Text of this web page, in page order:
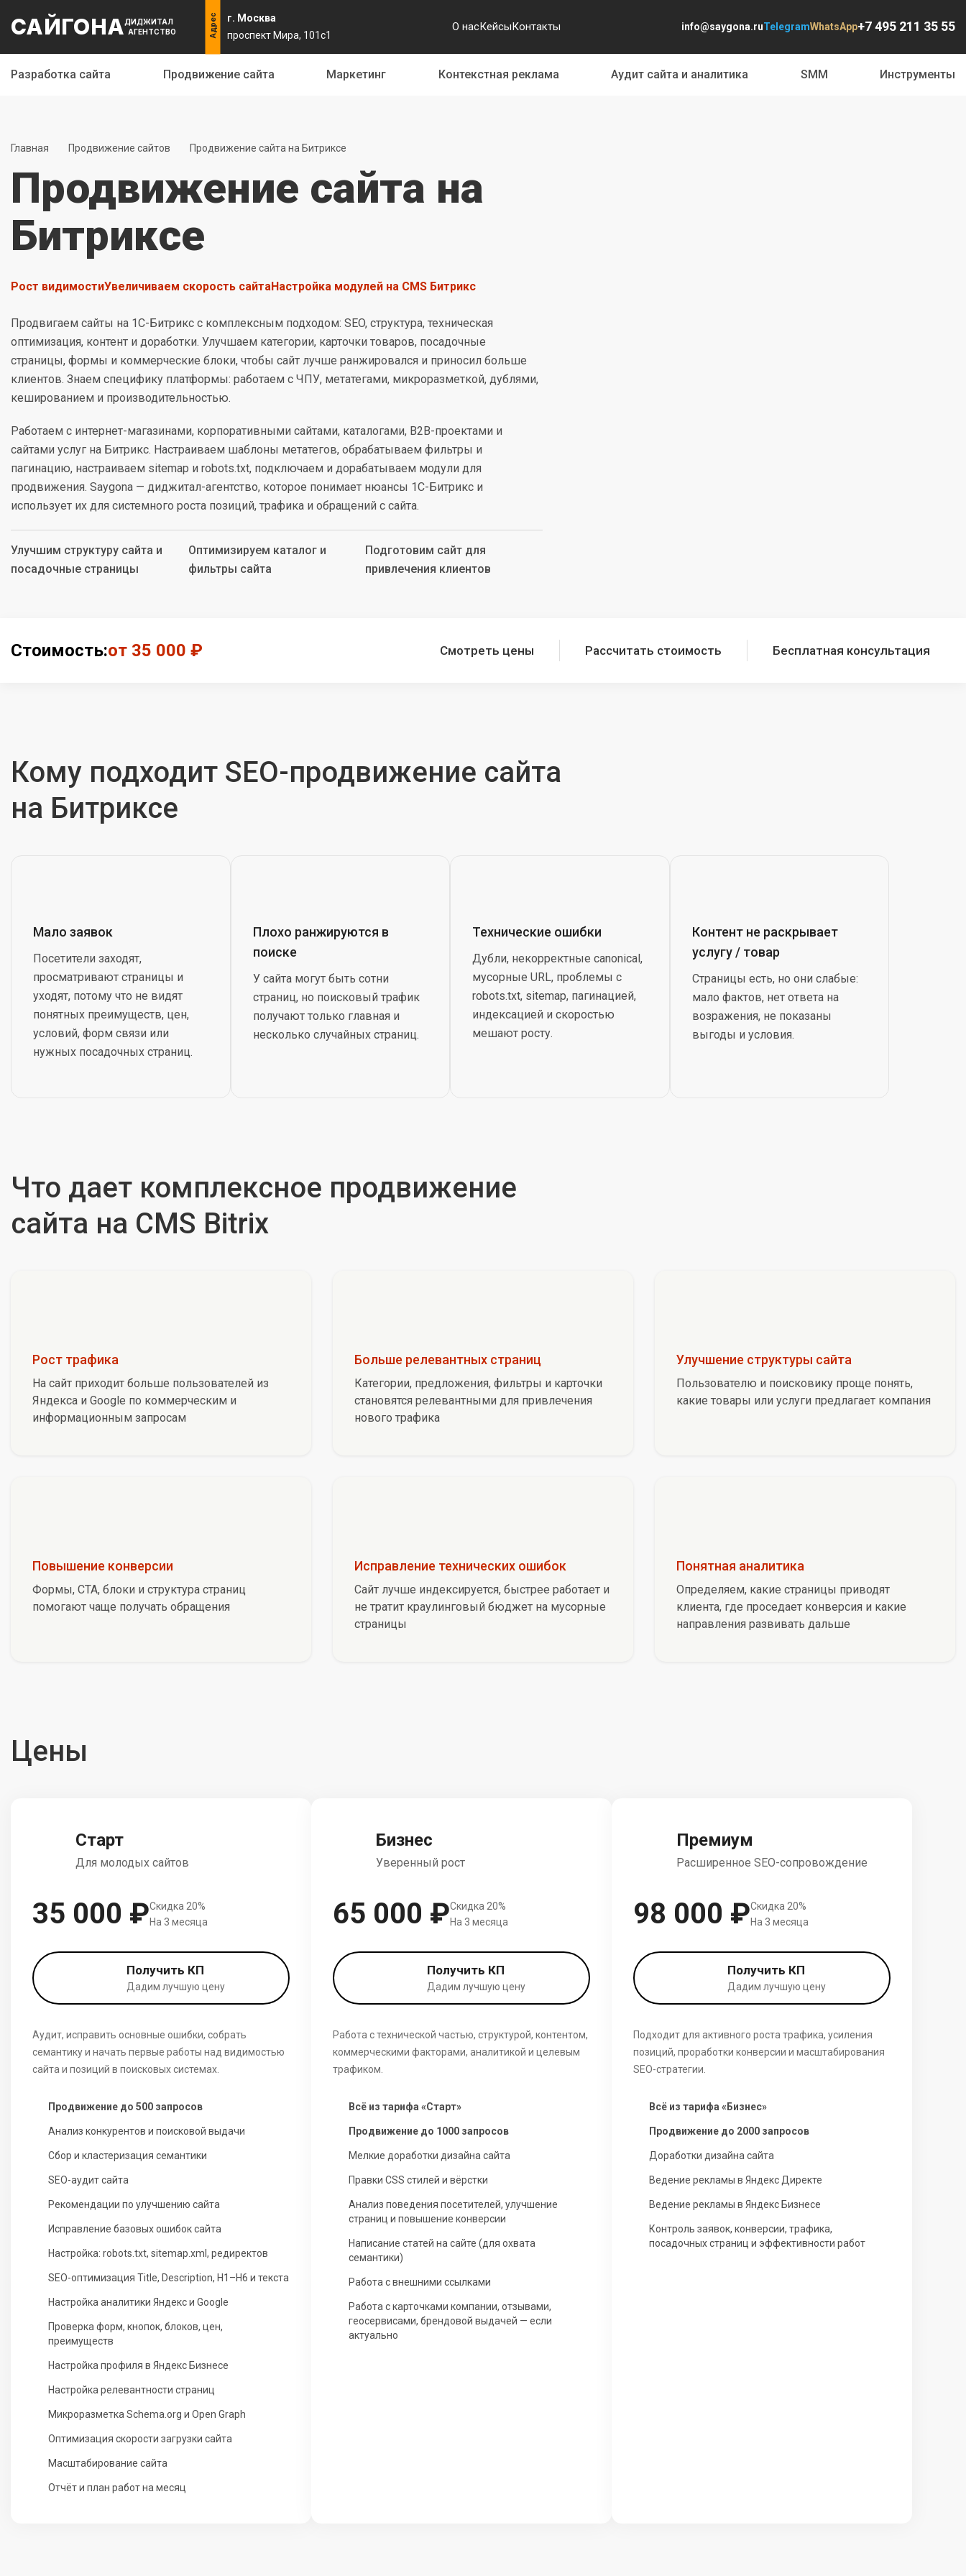
САЙГОНАДИДЖИТАЛ
АГЕНТСТВО
Адрес
г. Москва
проспект Мира, 101с1
О насКейсыКонтакты info@saygona.ruTelegramWhatsApp+7 495 211 35 55
Разработка сайта Продвижение сайта Маркетинг Контекстная реклама Аудит сайта и аналитика SMM Инструменты
Главная Продвижение сайтов Продвижение сайта на Битриксе
Продвижение сайта на
Битриксе
Рост видимостиУвеличиваем скорость сайтаНастройка модулей на CMS Битрикс
Продвигаем сайты на 1С-Битрикс с комплексным подходом: SEO, структура, техническая
оптимизация, контент и доработки. Улучшаем категории, карточки товаров, посадочные
страницы, формы и коммерческие блоки, чтобы сайт лучше ранжировался и приносил больше
клиентов. Знаем специфику платформы: работаем с ЧПУ, метатегами, микроразметкой, дублями,
кешированием и производительностью.
Работаем с интернет-магазинами, корпоративными сайтами, каталогами, B2B-проектами и
сайтами услуг на Битрикс. Настраиваем шаблоны метатегов, обрабатываем фильтры и
пагинацию, настраиваем sitemap и robots.txt, подключаем и дорабатываем модули для
продвижения. Saygona — диджитал-агентство, которое понимает нюансы 1С-Битрикс и
использует их для системного роста позиций, трафика и обращений с сайта.
Улучшим структуру сайта и
посадочные страницы
Оптимизируем каталог и
фильтры сайта
Подготовим сайт для
привлечения клиентов
Стоимость:от 35 000 ₽ Смотреть цены Рассчитать стоимость Бесплатная консультация
Кому подходит SEO-продвижение сайта
на Битриксе
Мало заявок
Посетители заходят,
просматривают страницы и
уходят, потому что не видят
понятных преимуществ, цен,
условий, форм связи или
нужных посадочных страниц.
Плохо ранжируются в
поиске
У сайта могут быть сотни
страниц, но поисковый трафик
получают только главная и
несколько случайных страниц.
Технические ошибки
Дубли, некорректные canonical,
мусорные URL, проблемы с
robots.txt, sitemap, пагинацией,
индексацией и скоростью
мешают росту.
Контент не раскрывает
услугу / товар
Страницы есть, но они слабые:
мало фактов, нет ответа на
возражения, не показаны
выгоды и условия.
Что дает комплексное продвижение
сайта на CMS Bitrix
Рост трафика
На сайт приходит больше пользователей из
Яндекса и Google по коммерческим и
информационным запросам
Больше релевантных страниц
Категории, предложения, фильтры и карточки
становятся релевантными для привлечения
нового трафика
Улучшение структуры сайта
Пользователю и поисковику проще понять,
какие товары или услуги предлагает компания
Повышение конверсии
Формы, CTA, блоки и структура страниц
помогают чаще получать обращения
Исправление технических ошибок
Сайт лучше индексируется, быстрее работает и
не тратит краулинговый бюджет на мусорные
страницы
Понятная аналитика
Определяем, какие страницы приводят
клиента, где проседает конверсия и какие
направления развивать дальше
Цены
Старт
Для молодых сайтов
35 000 ₽Скидка 20%
На 3 месяца
Получить КП
Дадим лучшую цену
Аудит, исправить основные ошибки, собрать
семантику и начать первые работы над видимостью
сайта и позиций в поисковых системах.
Продвижение до 500 запросов
Анализ конкурентов и поисковой выдачи
Сбор и кластеризация семантики
SEO-аудит сайта
Рекомендации по улучшению сайта
Исправление базовых ошибок сайта
Настройка: robots.txt, sitemap.xml, редиректов
SEO-оптимизация Title, Description, H1–H6 и текста
Настройка аналитики Яндекс и Google
Проверка форм, кнопок, блоков, цен,
преимуществ
Настройка профиля в Яндекс Бизнесе
Настройка релевантности страниц
Микроразметка Schema.org и Open Graph
Оптимизация скорости загрузки сайта
Масштабирование сайта
Отчёт и план работ на месяц
Бизнес
Уверенный рост
65 000 ₽Скидка 20%
На 3 месяца
Получить КП
Дадим лучшую цену
Работа с технической частью, структурой, контентом,
коммерческими факторами, аналитикой и целевым
трафиком.
Всё из тарифа «Старт»
Продвижение до 1000 запросов
Мелкие доработки дизайна сайта
Правки CSS стилей и вёрстки
Анализ поведения посетителей, улучшение
страниц и повышение конверсии
Написание статей на сайте (для охвата
семантики)
Работа с внешними ссылками
Работа с карточками компании, отзывами,
геосервисами, брендовой выдачей — если
актуально
Премиум
Расширенное SEO-сопровождение
98 000 ₽Скидка 20%
На 3 месяца
Получить КП
Дадим лучшую цену
Подходит для активного роста трафика, усиления
позиций, проработки конверсии и масштабирования
SEO-стратегии.
Всё из тарифа «Бизнес»
Продвижение до 2000 запросов
Доработки дизайна сайта
Ведение рекламы в Яндекс Директе
Ведение рекламы в Яндекс Бизнесе
Контроль заявок, конверсии, трафика,
посадочных страниц и эффективности работ